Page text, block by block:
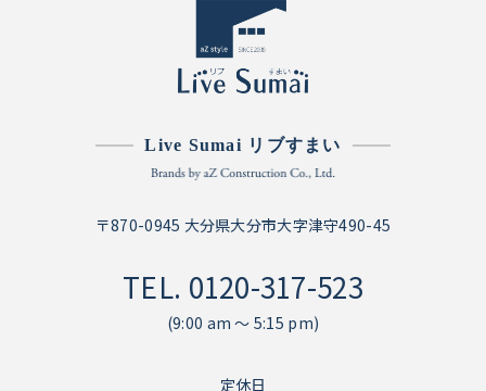
Live Sumai リブすまい
〒870-0945 大分県大分市大字津守490-45
TEL. 0120-317-523
(9:00 am ～ 5:15 pm)
定休日